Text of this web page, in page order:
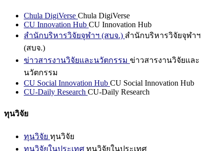
Chula DigiVerse Chula DigiVerse
CU Innovation Hub CU Innovation Hub
สำนักบริหารวิจัยจุฬาฯ (สบจ.) สำนักบริหารวิจัยจุฬาฯ
(สบจ.)
ข่าวสารงานวิจัยและนวัตกรรม ข่าวสารงานวิจัยและ
นวัตกรรม
CU Social Innovation Hub CU Social Innovation Hub
CU-Daily Research CU-Daily Research
ทุนวิจัย
ทุนวิจัย ทุนวิจัย
ทุนวิจัยในประเทศ ทุนวิจัยในประเทศ